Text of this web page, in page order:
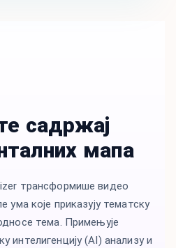
садржај
мапа
трансформише видео
ума које приказују тематску
тема. Примењује
интелигенцију (AI) анализу и